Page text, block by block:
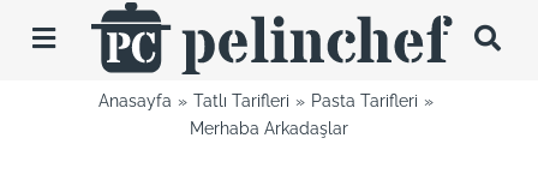
Toggle
Navigation
TariflerAnasayfa Tatlı Tarifleri
Pasta Tarifleri
Merhaba Arkadaşlar